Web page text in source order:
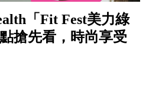
「Fit Fest美力綠
搶先看，時尚享受